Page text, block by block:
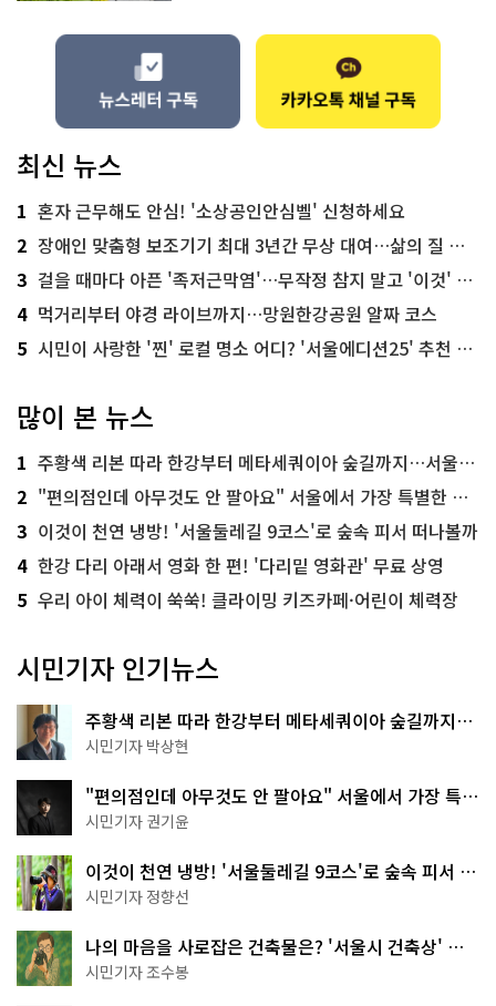
최신 뉴스
1 혼자 근무해도 안심! '소상공인안심벨' 신청하세요
2 장애인 맞춤형 보조기기 최대 3년간 무상 대여…삶의 질 높인다
3 걸을 때마다 아픈 '족저근막염'…무작정 참지 말고 '이것' 해보세요!
4 먹거리부터 야경 라이브까지…망원한강공원 알짜 코스
5 시민이 사랑한 '찐' 로컬 명소 어디? '서울에디션25' 추천 코스
많이 본 뉴스
1 주황색 리본 따라 한강부터 메타세쿼이아 숲길까지…서울둘레길 15코스
2 "편의점인데 아무것도 안 팔아요" 서울에서 가장 특별한 편의점의 정체
3 이것이 천연 냉방! '서울둘레길 9코스'로 숲속 피서 떠나볼까
4 한강 다리 아래서 영화 한 편! '다리밑 영화관' 무료 상영
5 우리 아이 체력이 쑥쑥! 클라이밍 키즈카페·어린이 체력장
시민기자 인기뉴스
주황색 리본 따라 한강부터 메타세쿼이아 숲길까지…
서울둘레길 15코스
시민기자 박상현
"편의점인데 아무것도 안 팔아요" 서울에서 가장 특별
한 편의점의 정체
시민기자 권기윤
이것이 천연 냉방! '서울둘레길 9코스'로 숲속 피서 떠
나볼까
시민기자 정향선
나의 마음을 사로잡은 건축물은? '서울시 건축상' 수
상작 공개!
시민기자 조수봉